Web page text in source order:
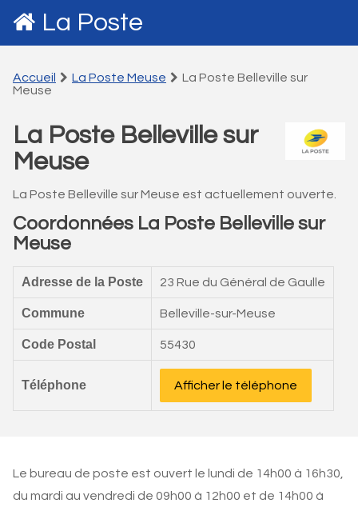
La Poste
Accueil La Poste Meuse
La Poste Belleville sur
Meuse
La Poste Belleville sur
Meuse
La Poste Belleville sur Meuse est actuellement ouverte.
Coordonnées La Poste Belleville sur
Meuse
Adresse de la Poste 23 Rue du Général de Gaulle
Commune Belleville-sur-Meuse
Code Postal 55430
Téléphone Afficher le téléphone
Le bureau de poste est ouvert le lundi de 14h00 à 16h30,
du mardi au vendredi de 09h00 à 12h00 et de 14h00 à